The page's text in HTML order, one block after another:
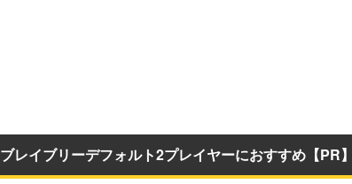
ブレイブリーデフォルト2プレイヤーにおすすめ【PR】